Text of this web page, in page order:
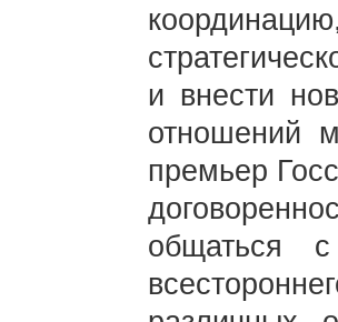
и внести
отношений
премьер
общаться